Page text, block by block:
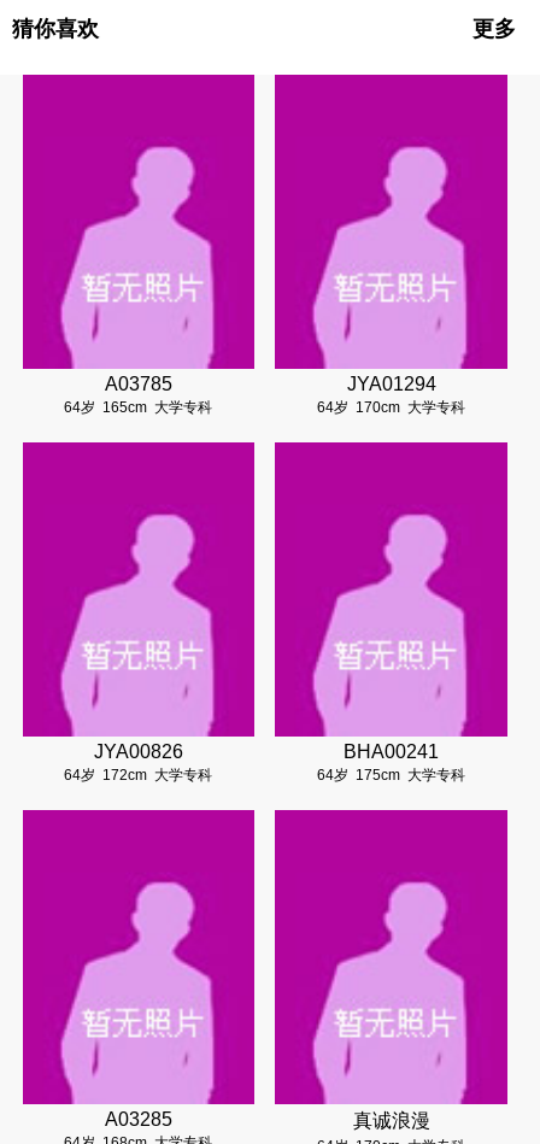
猜你喜欢 更多
A03785
64岁 165cm 大学专科
JYA01294
64岁 170cm 大学专科
JYA00826
64岁 172cm 大学专科
BHA00241
64岁 175cm 大学专科
A03285 真诚浪漫